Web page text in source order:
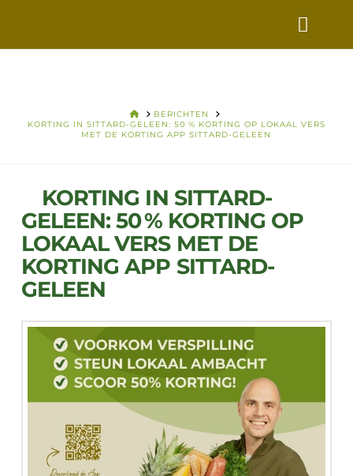
VANDAAG
HOMEBERICHTEN
KORTING IN SITTARD-GELEEN: 50 % KORTING OP LOKAAL VERS
MET DE KORTING APP SITTARD-GELEEN
KORTING IN SITTARD-
GELEEN: 50 % KORTING OP
LOKAAL VERS MET DE
KORTING APP SITTARD-
GELEEN